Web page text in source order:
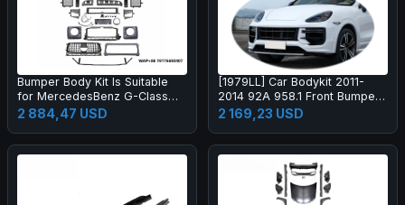
Bumper Body Kit Is Suitable
for MercedesBenz G-Class
W464 to W465 G63 OLD to
2 884,47 USD
[1979LL] Car Bodykit 2011-
2014 92A 958.1 Front Bumper
Upgrade to 2024 2025 Turbo
GT Style Body Kit for Cayenne
2 169,23 USD